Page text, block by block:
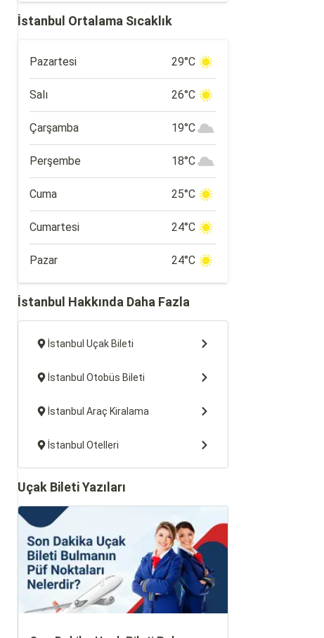
İstanbul Ortalama Sıcaklık
Pazartesi 29°C
Salı 26°C
Çarşamba 19°C
Perşembe 18°C
Cuma 25°C
Cumartesi 24°C
Pazar 24°C
İstanbul Hakkında Daha Fazla
İstanbul Uçak Bileti
İstanbul Otobüs Bileti
İstanbul Araç Kiralama
İstanbul Otelleri
Uçak Bileti Yazıları